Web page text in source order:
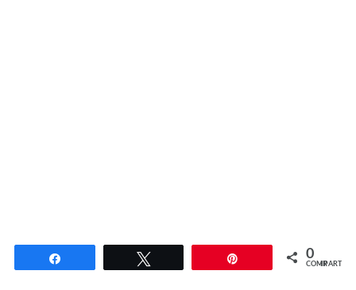
0
COMPARTIR